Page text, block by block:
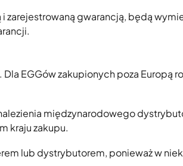
gwarancją, będą
EGGów zakupionych poza Europą
międzynarodowego
kraju zakupu.
lub dystrybutorem, ponieważ w